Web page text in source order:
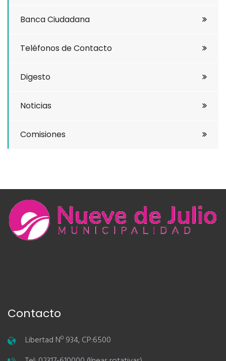
Banca Ciudadana
Teléfonos de Contacto
Digesto
Noticias
Comisiones
Contacto
Libertad Nº 934, CP:6500